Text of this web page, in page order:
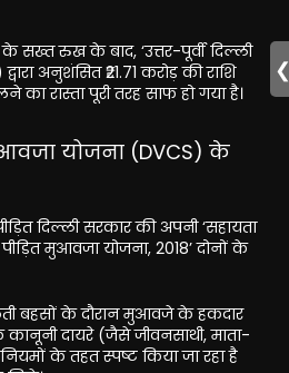
के सख्त रुख के बाद, ‘उत्तर-पूर्वी दिल्ली
अनुशंसित ₹21.71 करोड़ की राशि
का रास्ता पूरी तरह साफ हो गया है।
योजना (DVCS) के
दिल्ली सरकार की अपनी ‘सहायता
मुआवजा योजना, 2018’ दोनों के
बहसों के दौरान मुआवजे के हकदार
दायरे (जैसे जीवनसाथी, माता-
के तहत स्पष्ट किया जा रहा है